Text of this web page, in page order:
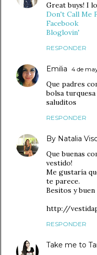
Great buys! I
Don't Call Me
Facebook
Bloglovin'
RESPONDER
Emilia 4 de
Que padres
bolsa
saluditos
RESPONDER
By Natalia
Que buenas
vestido!
Me gustaría
te parece.
Besitos y buen
http://
RESPONDER
Take me to